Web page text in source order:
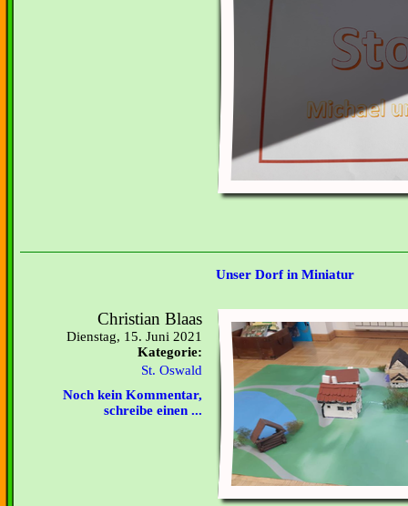
Unser Dorf in Miniatur
Christian Blaas
Dienstag, 15. Juni 2021
Kategorie:
St. Oswald
Noch kein Kommentar,
schreibe einen ...